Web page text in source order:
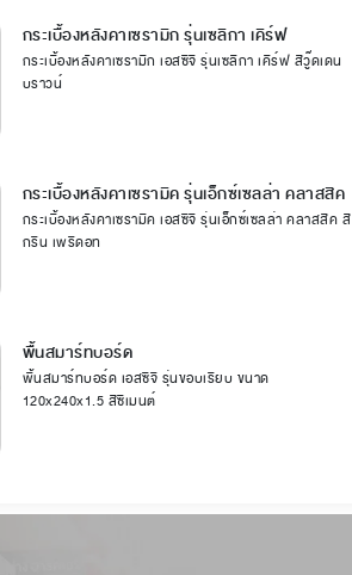
กระเบื้องหลังคาเซรามิก รุ่นเซลิกา เคิร์ฟ
กระเบื้องหลังคาเซรามิก เอสซีจี รุ่นเซลิกา เคิร์ฟ สีวู๊ดเดน
บราวน์
กระเบื้องหลังคาเซรามิค รุ่นเอ็กซ์เซลล่า คลาสสิค
กระเบื้องหลังคาเซรามิค เอสซีจี รุ่นเอ็กซ์เซลล่า คลาสสิค สี
กรีน เพริดอท
พื้นสมาร์ทบอร์ด
พื้นสมาร์ทบอร์ด เอสซีจี รุ่นขอบเรียบ ขนาด
120x240x1.5 สีซีเมนต์